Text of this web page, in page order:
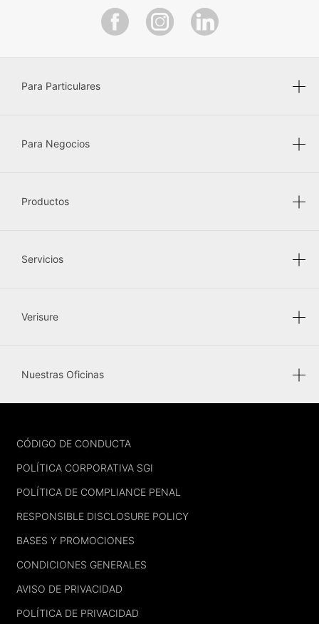
Para Particulares
Para Negocios
Productos
Servicios
Verisure
Nuestras Oficinas
FOOTER
CÓDIGO DE CONDUCTA
POLÍTICA CORPORATIVA SGI
POLÍTICA DE COMPLIANCE PENAL
RESPONSIBLE DISCLOSURE POLICY
BASES Y PROMOCIONES
CONDICIONES GENERALES
AVISO DE PRIVACIDAD
POLÍTICA DE PRIVACIDAD